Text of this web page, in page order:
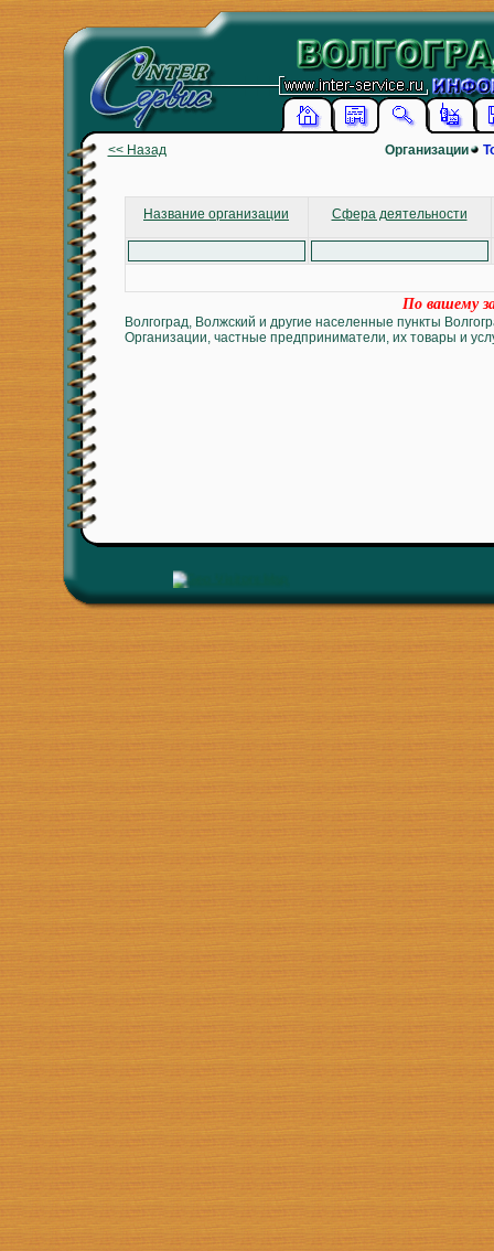
<< Назад Организации
Название организации Сфера деятельности
По вашему
Волгоград, Волжский и другие населенные пункты
Организации, частные предприниматели, их товары и